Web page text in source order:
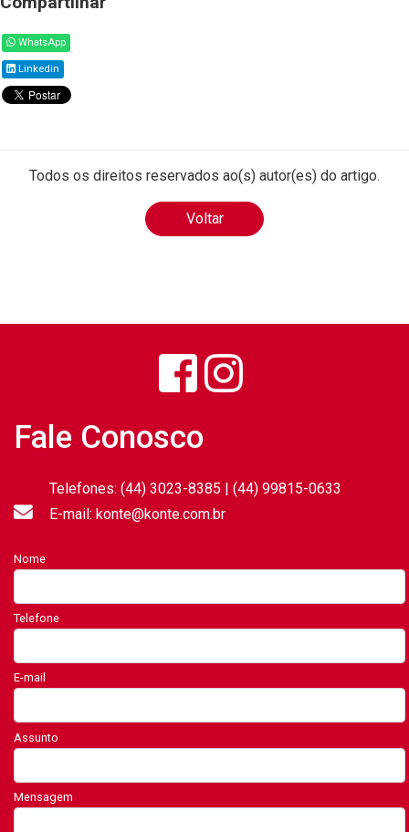
WhatsApp
Linkedin
Todos os direitos reservados ao(s) autor(es) do artigo.
Voltar
Fale Conosco
Telefones: (44) 3023-8385 | (44) 99815-0633
E-mail: konte@konte.com.br
Nome
Telefone
E-mail
Assunto
Mensagem